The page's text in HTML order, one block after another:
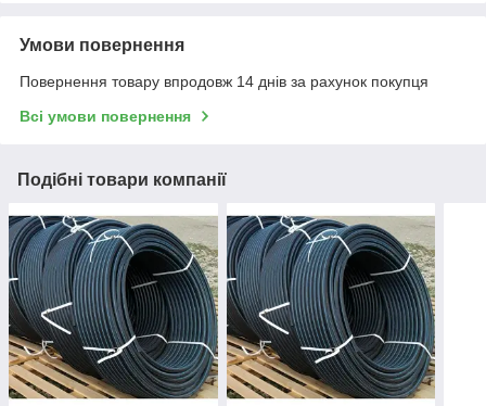
Умови повернення
Повернення товару впродовж 14 днів за рахунок покупця
Всі умови повернення
Подібні товари компанії